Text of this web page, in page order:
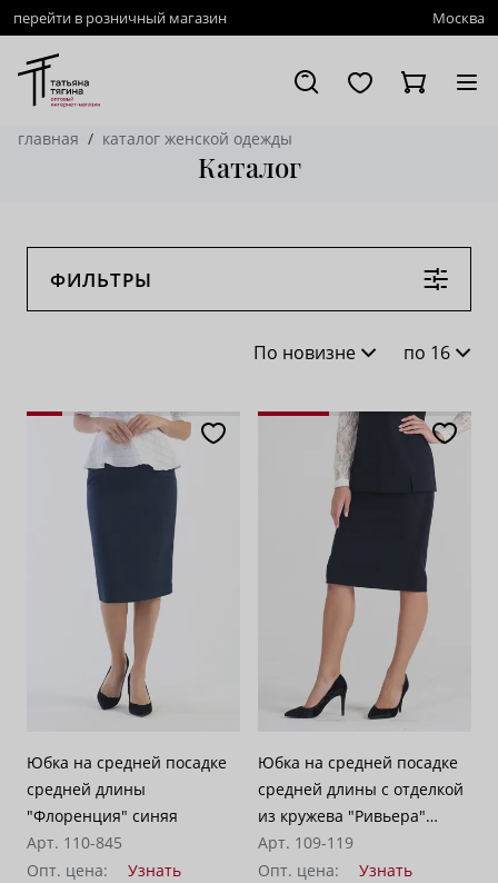
перейти в розничный магазин Москва
главная каталог женской одежды
Каталог
ФИЛЬТРЫ
По новизне
По популярности
По возрастанию цены
По убыванию цены
по 16
28
62
100
Юбка на средней посадке
средней длины
"Флоренция" синяя
Арт. 110-845
Опт. цена:
Узнать
Юбка на средней посадке
средней длины с отделкой
из кружева "Ривьера"
черная
Арт. 109-119
Опт. цена:
Узнать